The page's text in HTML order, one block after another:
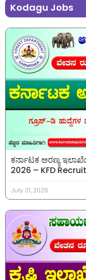
Kodagu Jobs
ಕರ್ನಾಟಕ ಅರಣ್ಯ
2026 – KFD
July 31, 2026